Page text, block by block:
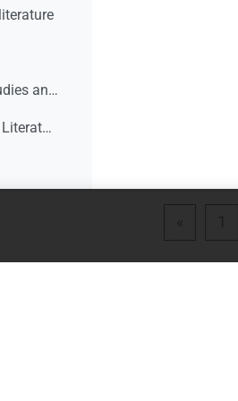
Studi e ricerche/ Studies and research
Dottrina/ Academic Literature